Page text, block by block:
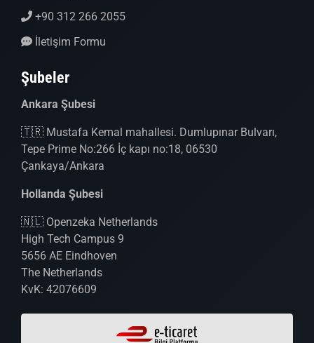
+90 312 266 2055
İletişim Formu
Şubeler
Ankara Şubesi
🇹🇷 Mustafa Kemal mahallesi. Dumlupınar Bulvarı,
Tepe Prime No:266 İç kapı no:18, 06530
Çankaya/Ankara
Hollanda Şubesi
🇳🇱 Openzeka Netherlands
High Tech Campus 9
5656 AE Eindhoven
The Netherlands
KvK: 42076609